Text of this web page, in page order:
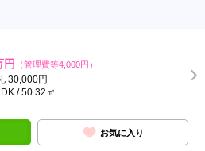
円 （管理費等4,000円）
30,000円
/ 50.32㎡
お気に入り